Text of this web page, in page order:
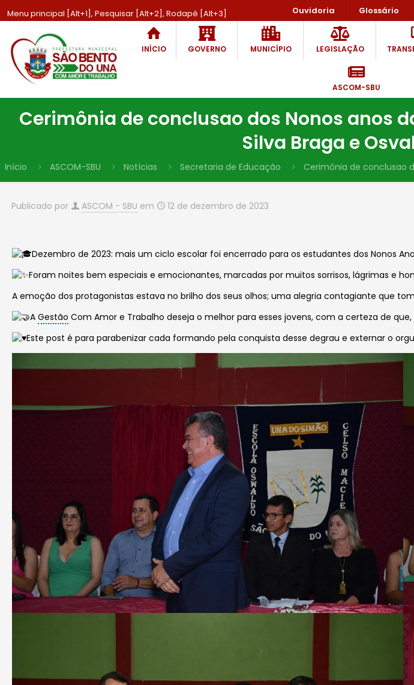
Menu principal [Alt+1], Pesquisar [Alt+2], Rodapé [Alt+3] Ouvidoria Glossário
INÍCIO GOVERNO MUNICÍPIO LEGISLAÇÃO
ASCOM-SBU
Cerimônia de conclusao dos Nonos anos
Silva Braga e
Início ASCOM-SBU Notícias Secretaria de Educação Cerimônia de conclusao
Publicado por ASCOM - SBU em 12 de dezembro de 2023
Dezembro de 2023: mais um ciclo escolar foi encerrado para os estudantes dos Nonos
Foram noites bem especiais e emocionantes, marcadas por muitos sorrisos, lágrimas e
A emoção dos protagonistas estava no brilho dos seus olhos; uma alegria contagiante que
AGestão Com Amor e Trabalho deseja o melhor para esses jovens, com a certeza de
Este post é para parabenizar cada formando pela conquista desse degrau e externar o